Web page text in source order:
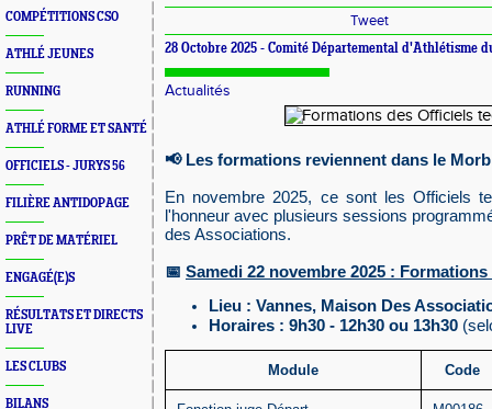
COMPÉTITIONS CSO
ATHLÉ JEUNES
RUNNING
ATHLÉ FORME ET SANTÉ
OFFICIELS - JURYS 56
FILIÈRE ANTIDOPAGE
PRÊT DE MATÉRIEL
ENGAGÉ(E)S
RÉSULTATS ET DIRECTS
LIVE
LES CLUBS
BILANS
Tweet
28 Octobre 2025 - Comité Départemental d'Athlétisme
Actualités
📢 Les formations reviennent dans le
En novembre 2025, ce sont les Officiels
l'honneur avec plusieurs sessions
des Associations.
📅 Samedi 22 novembre 2025 :
Lieu : Vannes, Maison Des
Horaires : 9h30 - 12h30 ou 13h30
Module Code